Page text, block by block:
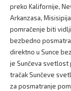
preko Kalifornije,
Arkanzasa,
pomračenje biti
bezbedno
direktno u Sunce
je Sunčeva svetlost
tračak Sunčeve
za posmatranje